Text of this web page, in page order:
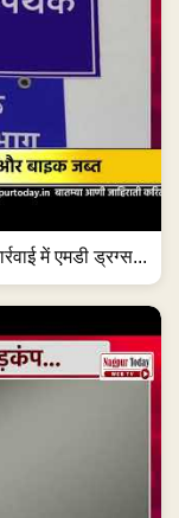
में एमडी ड्रग्स...